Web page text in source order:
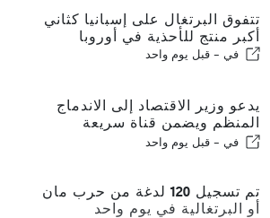
تتفوق البرتغال على إسبانيا كثاني
أكبر منتج للأحذية في أوروبا
في - قبل يوم واحد
يدعو وزير الاقتصاد إلى الاندماج
المنظم ويضمن قناة سريعة
للمهاجرين
في - قبل يوم واحد
تم تسجيل 120 لدغة من حرب مان
أو البرتغالية في يوم واحد